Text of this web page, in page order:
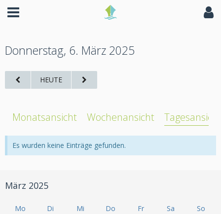
Donnerstag, 6. März 2025
HEUTE
Monatsansicht Wochenansicht Tagesansicht
Es wurden keine Einträge gefunden.
März 2025
Mo Di Mi Do Fr Sa
So